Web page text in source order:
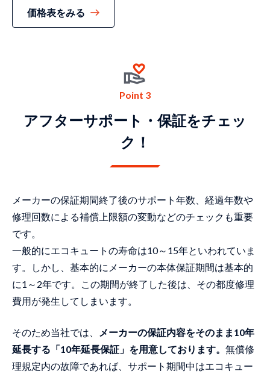
価格表をみる
Point 3
アフターサポート・保証をチェッ
ク！
メーカーの保証期間終了後のサポート年数、経過年数や
修理回数による補償上限額の変動などのチェックも重要
です。
一般的にエコキュートの寿命は10～15年といわれていま
す。しかし、基本的にメーカーの本体保証期間は基本的
に1～2年です。この期間が終了した後は、その都度修理
費用が発生してしまいます。
そのため当社では、
メーカーの保証内容をそのまま10年
延長する「10年延長保証」を用意しております。 無償修
理規定内の故障であれば、サポート期間中はエコキュー